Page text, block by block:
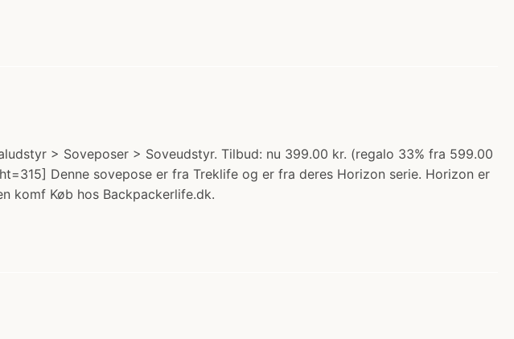
> Soveposer > Soveudstyr. Tilbud: nu 399.00 kr. (regalo 33% fra 599.00
Denne sovepose er fra Treklife og er fra deres Horizon serie. Horizon er
komf Køb hos Backpackerlife.dk.